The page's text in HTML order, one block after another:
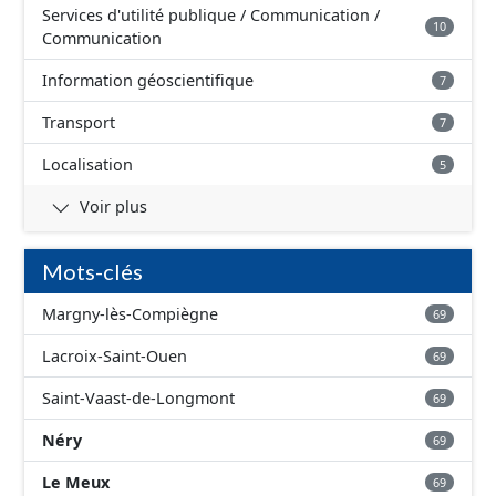
Services d'utilité publique / Communication /
Communication
10
Information géoscientifique 7
Transport 7
Localisation 5
Voir plus
Mots-clés
Margny-lès-Compiègne 69
Lacroix-Saint-Ouen 69
Saint-Vaast-de-Longmont 69
Néry 69
Le Meux 69